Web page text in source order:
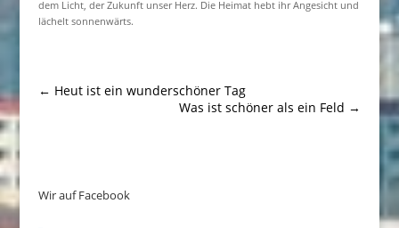
dem Licht, der Zukunft unser Herz. Die Heimat hebt ihr Angesicht und
lächelt sonnenwärts.
← Heut ist ein wunderschöner Tag
Was ist schöner als ein Feld →
Wir auf Facebook